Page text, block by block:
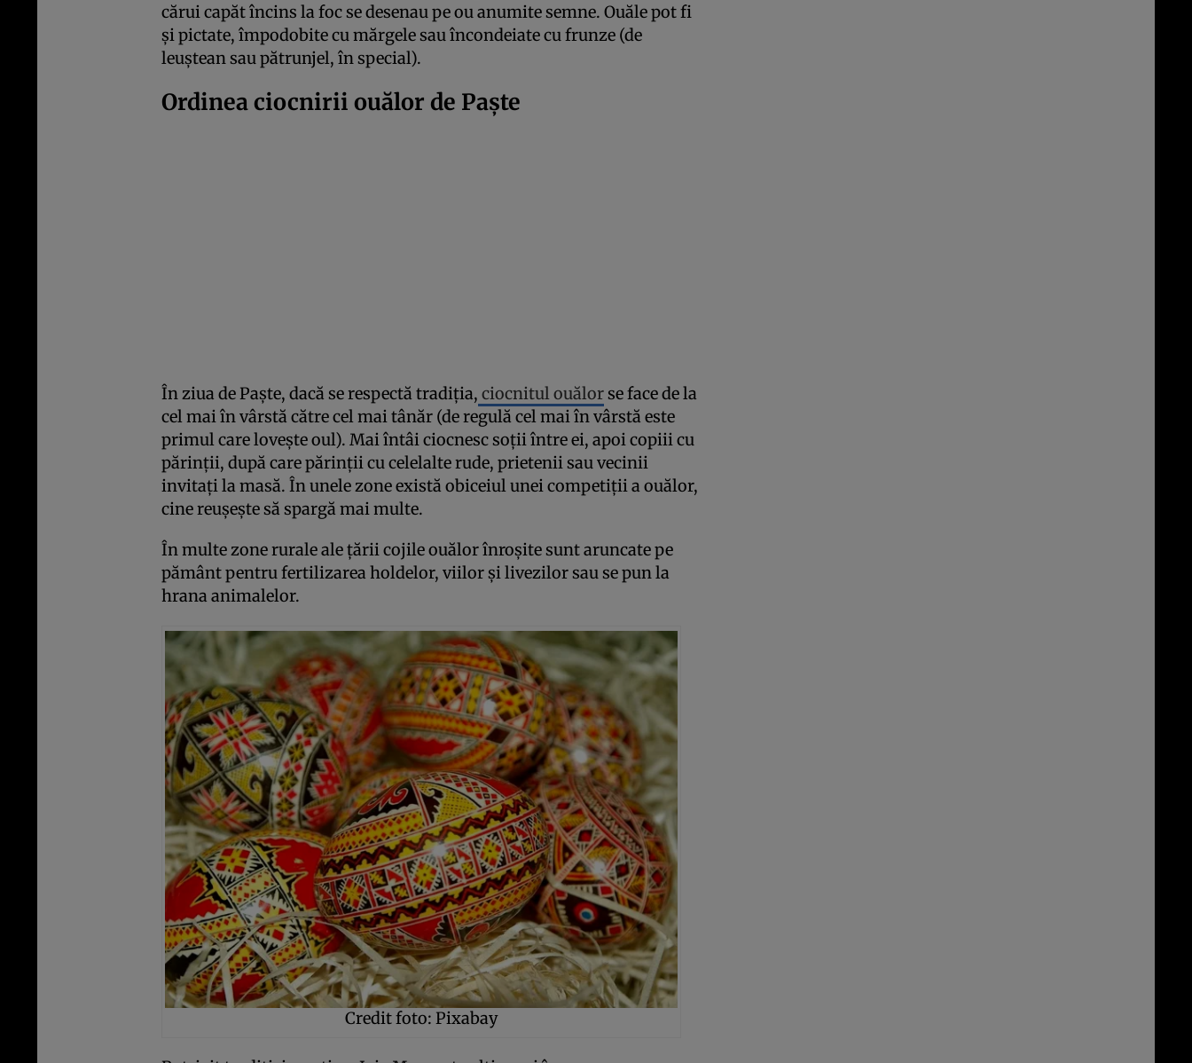
cărui capăt încins la foc se desenau pe ou anumite semne. Ouăle pot fi
şi pictate, împodobite cu mărgele sau încondeiate cu frunze (de
leuştean sau pătrunjel, în special).
Ordinea ciocnirii ouălor de Paşte
În ziua de Paşte, dacă se respectă tradiţia, ciocnitul ouălorse face de la
cel mai în vârstă către cel mai tânăr (de regulă cel mai în vârstă este
primul care loveşte oul). Mai întâi ciocnesc soţii între ei, apoi copiii cu
părinţii, după care părinţii cu celelalte rude, prietenii sau vecinii
invitaţi la masă. În unele zone există obiceiul unei competiţii a ouălor,
cine reuşeşte să spargă mai multe.
În multe zone rurale ale ţării cojile ouălor înroşite sunt aruncate pe
pământ pentru fertilizarea holdelor, viilor şi livezilor sau se pun la
hrana animalelor.
Credit foto: Pixabay